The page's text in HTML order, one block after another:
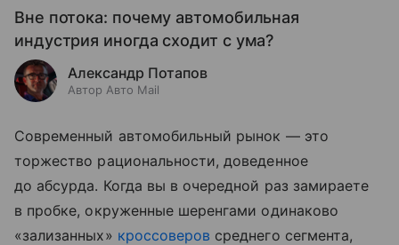
Вне потока: почему автомобильная
индустрия иногда сходит с ума?
Александр Потапов
Автор Авто Mail
Современный автомобильный рынок — это
торжество рациональности, доведенное
до абсурда. Когда вы в очередной раз замираете
в пробке, окруженные шеренгами одинаково
«зализанных» кроссоверов среднего сегмента,